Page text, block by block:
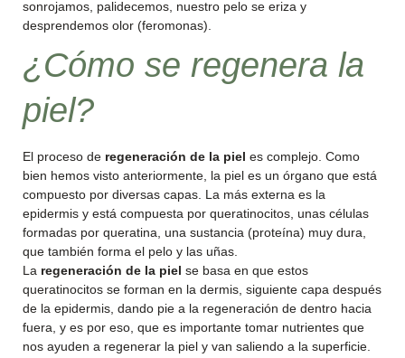
sonrojamos, palidecemos, nuestro pelo se eriza y
desprendemos olor (feromonas).
¿Cómo se regenera la
piel?
El proceso de regeneración de la piel es complejo. Como
bien hemos visto anteriormente, la piel es un órgano que está
compuesto por diversas capas. La más externa es la
epidermis y está compuesta por queratinocitos, unas células
formadas por queratina, una sustancia (proteína) muy dura,
que también forma el pelo y las uñas.
La regeneración de la piel se basa en que estos
queratinocitos se forman en la dermis, siguiente capa después
de la epidermis, dando pie a la regeneración de dentro hacia
fuera, y es por eso, que es importante tomar nutrientes que
nos ayuden a regenerar la piel y van saliendo a la superficie.